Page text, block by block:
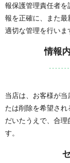
報保護管理責任者
報を正確に、また
適切な管理を行いま
情報
当店は、お客様が
たは削除を希望さ
だいたうえで、合
す。